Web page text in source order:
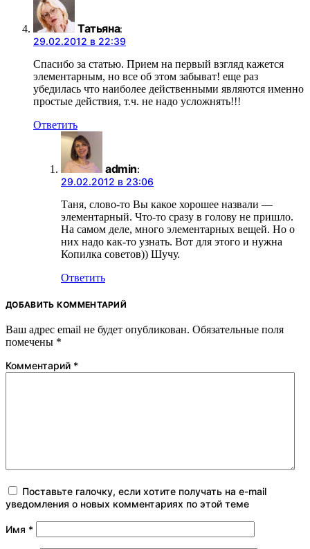
Татьяна:
29.02.2012 в 22:39
Спасибо за статью. Прием на первый взгляд кажется
элементарным, но все об этом забыват! еще раз
убедилась что наиболее действенными являются именно
простые действия, т.ч. не надо усложнять!!!
Ответить
admin:
29.02.2012 в 23:06
Таня, слово-то Вы какое хорошее назвали —
элементарный. Что-то сразу в голову не пришло.
На самом деле, много элементарных вещей. Но о
них надо как-то узнать. Вот для этого и нужна
Копилка советов)) Шучу.
Ответить
ДОБАВИТЬ КОММЕНТАРИЙ
Ваш адрес email не будет опубликован. Обязательные поля
помечены *
Комментарий *
Поставьте галочку, если хотите получать на e-mail
уведомления о новых комментариях по этой теме
Имя *